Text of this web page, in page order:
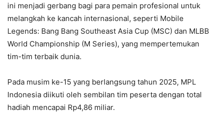
ini menjadi gerbang bagi para pemain profesional untuk
melangkah ke kancah internasional, seperti Mobile
Legends: Bang Bang Southeast Asia Cup (MSC) dan MLBB
World Championship (M Series), yang mempertemukan
tim-tim terbaik dunia.
Pada musim ke-15 yang berlangsung tahun 2025, MPL
Indonesia diikuti oleh sembilan tim peserta dengan total
hadiah mencapai Rp4,86 miliar.